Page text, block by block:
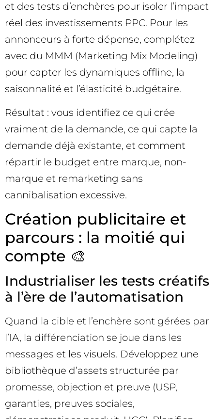
et des tests d’enchères pour isoler l’impact
réel des investissements PPC. Pour les
annonceurs à forte dépense, complétez
avec du MMM (Marketing Mix Modeling)
pour capter les dynamiques offline, la
saisonnalité et l’élasticité budgétaire.
Résultat : vous identifiez ce qui crée
vraiment de la demande, ce qui capte la
demande déjà existante, et comment
répartir le budget entre marque, non-
marque et remarketing sans
cannibalisation excessive.
Création publicitaire et
parcours : la moitié qui
compte 🎨
Industrialiser les tests créatifs
à l’ère de l’automatisation
Quand la cible et l’enchère sont gérées par
l’IA, la différenciation se joue dans les
messages et les visuels. Développez une
bibliothèque d’assets structurée par
promesse, objection et preuve (USP,
garanties, preuves sociales,